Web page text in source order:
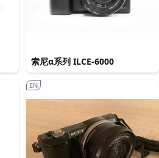
索尼α系列 ILCE-6000
EN